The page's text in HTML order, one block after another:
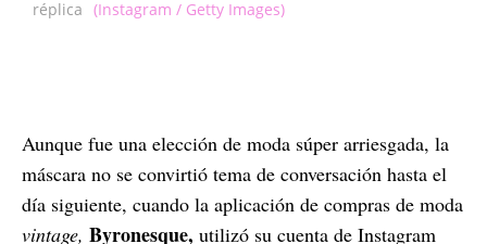
réplica (Instagram / Getty Images)
Aunque fue una elección de moda súper arriesgada, la
máscara no se convirtió tema de conversación hasta el
día siguiente, cuando la aplicación de compras de moda
vintage, Byronesque, utilizó su cuenta de Instagram